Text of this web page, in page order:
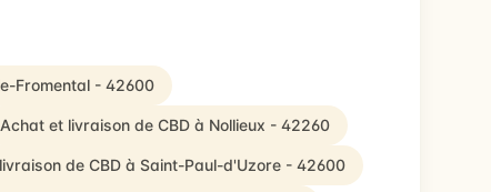
Fromental - 42600
Achat et livraison de CBD à Nollieux - 42260
de CBD à Saint-Paul-d'Uzore - 42600